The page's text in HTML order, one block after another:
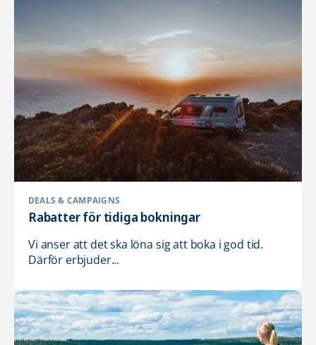
DEALS & CAMPAIGNS
Rabatter för tidiga bokningar
Vi anser att det ska löna sig att boka i god tid.
Därför erbjuder...